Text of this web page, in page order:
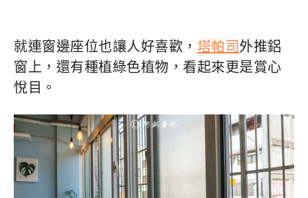
就連窗邊座位也讓人好喜歡， 塔帕司外推鋁
窗上，還有種植綠色植物，看起來更是賞心
悅目。